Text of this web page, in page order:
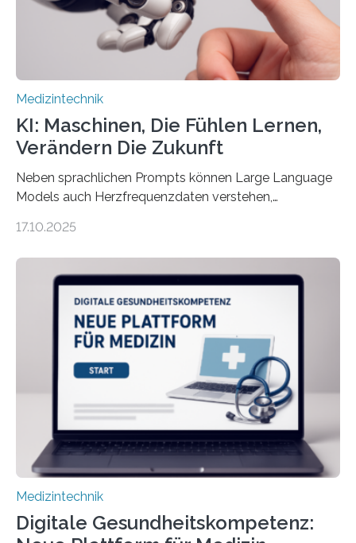
und in Notfällen selbstständig Alarm schlägt. „Die Idee
Medizintechnik
KI: Maschinen, Die Fühlen Lernen,
Verändern Die Zukunft
Neben sprachlichen Prompts können Large Language
Models auch Herzfrequenzdaten verstehen,
haben Dr. Morris Gellisch, ehemals an der Ruhr-
und Boris Burr von der Ruhr-Universität Bochum in
dafür eine technische Schnittstelle, über die
physiologische Daten in Echtzeit an das Sprachmodell
übermittelt werden können. Die Künstliche Intelligenz
kann dadurch auch die Sprache des Körpers
einbeziehen, auf die Menschen keinen bewussten
Einfluss nehmen. Das eröffnet…
17.10.2025
Medizintechnik
Digitale Gesundheitskompetenz: